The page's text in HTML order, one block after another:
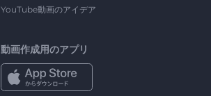
YouTube動画のアイデア
動画作成用のアプリ